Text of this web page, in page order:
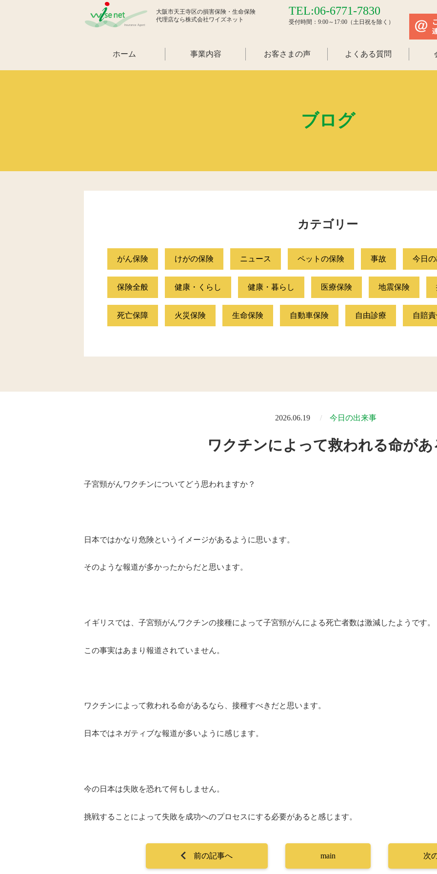
大阪市天王寺区の損害保険・生命保険
代理店なら株式会社ワイズネット
TEL:06-6771-7830
受付時間：9:00～17:00（土日祝を除く）
ホーム 事業内容 お客さまの声 よくある質問
ブログ
カテゴリー
がん保険 けがの保険 ニュース ペットの保険 事故 今日
保険全般 健康・くらし 健康・暮らし 医療保険 地震保険
死亡保障 火災保険 生命保険 自動車保険 自由診療 自賠
2026.06.19 今日の出来事
ワクチンによって救われる命があ
子宮頸がんワクチンについてどう思われますか？
日本ではかなり危険というイメージがあるように思います。
そのような報道が多かったからだと思います。
イギリスでは、子宮頸がんワクチンの接種によって子宮頸がんによる死亡者数は激減したようです。
この事実はあまり報道されていません。
ワクチンによって救われる命があるなら、接種すべきだと思います。
日本ではネガティブな報道が多いように感じます。
今の日本は失敗を恐れて何もしません。
挑戦することによって失敗を成功へのプロセスにする必要があると感じます。
前の記事へ main 次